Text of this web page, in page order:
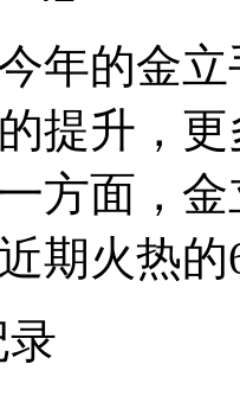
年的金
提升，
方面，
期火热的
录